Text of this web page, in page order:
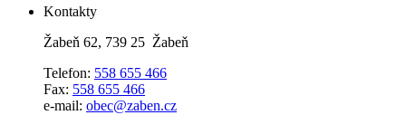
Kontakty
Žabeň 62, 739 25 Žabeň
Telefon: 558 655 466
Fax: 558 655 466
e-mail: obec@zaben.cz